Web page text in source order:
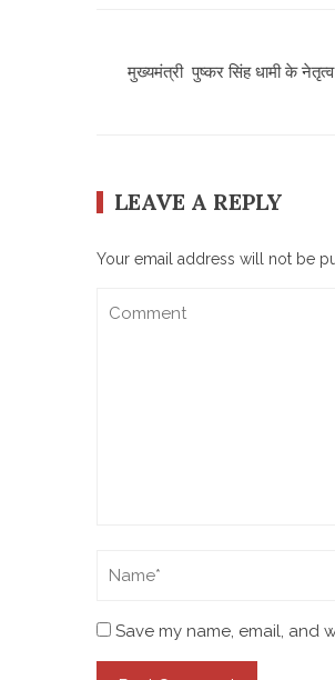
मुख्यमंत्री पुष्कर सिंह धामी के नेतृत्व
LEAVE A REPLY
Your email address will not be
Save my name, email, and